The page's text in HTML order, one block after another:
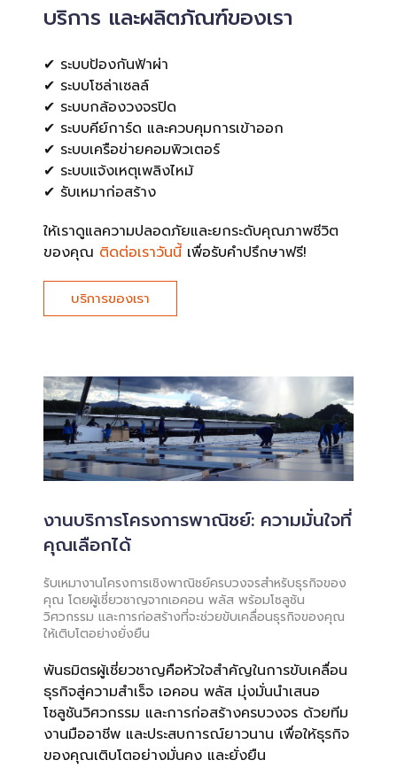
บริการ และผลิตภัณฑ์ของเรา
✔ ระบบป้องกันฟ้าผ่า
✔ ระบบโซล่าเซลล์
✔ ระบบกล้องวงจรปิด
✔ ระบบคีย์การ์ด และควบคุมการเข้าออก
✔ ระบบเครือข่ายคอมพิวเตอร์
✔ ระบบแจ้งเหตุเพลิงไหม้
✔ รับเหมาก่อสร้าง
ให้เราดูแลความปลอดภัยและยกระดับคุณภาพชีวิต
ของคุณ ติดต่อเราวันนี้ เพื่อรับคำปรึกษาฟรี!
บริการของเรา
งานบริการโครงการพาณิชย์: ความมั่นใจที่
คุณเลือกได้
รับเหมางานโครงการเชิงพาณิชย์ครบวงจรสำหรับธุรกิจของ
คุณ โดยผู้เชี่ยวชาญจากเอคอน พลัส พร้อมโซลูชัน
วิศวกรรม และการก่อสร้างที่จะช่วยขับเคลื่อนธุรกิจของคุณ
ให้เติบโตอย่างยั่งยืน
พันธมิตรผู้เชี่ยวชาญคือหัวใจสำคัญในการขับเคลื่อน
ธุรกิจสู่ความสำเร็จ เอคอน พลัส มุ่งมั่นนำเสนอ
โซลูชันวิศวกรรม และการก่อสร้างครบวงจร ด้วยทีม
งานมืออาชีพ และประสบการณ์ยาวนาน เพื่อให้ธุรกิจ
ของคุณเติบโตอย่างมั่นคง และยั่งยืน